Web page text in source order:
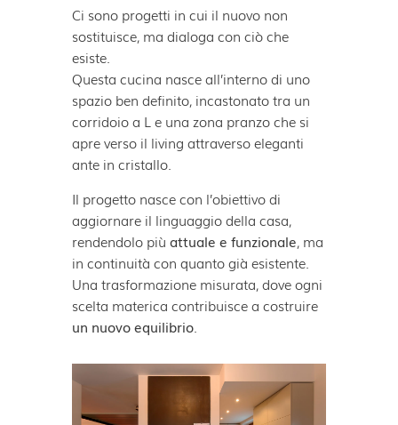
Ci sono progetti in cui il nuovo non
sostituisce, ma dialoga con ciò che
esiste.
Questa cucina nasce all’interno di uno
spazio ben definito, incastonato tra un
corridoio a L e una zona pranzo che si
apre verso il living attraverso eleganti
ante in cristallo.
Il progetto nasce con l’obiettivo di
aggiornare il linguaggio della casa,
rendendolo più attuale e funzionale, ma
in continuità con quanto già esistente.
Una trasformazione misurata, dove ogni
scelta materica contribuisce a costruire
un nuovo equilibrio.